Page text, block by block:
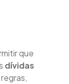
que
dívidas